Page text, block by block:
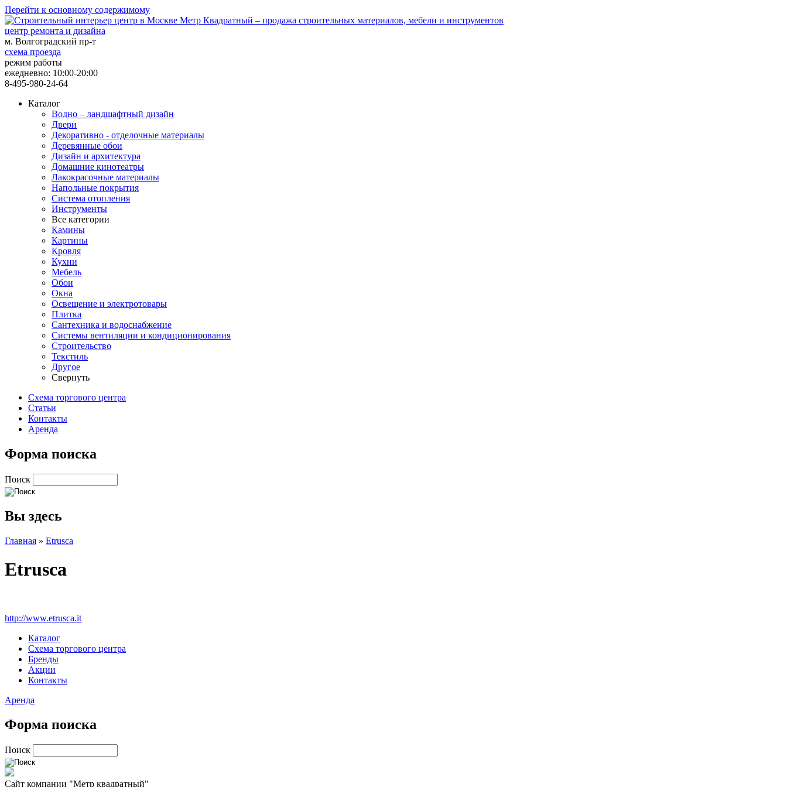
Перейти к основному содержимому
центр ремонта и дизайна
м. Волгоградский пр-т
схема проезда
режим работы
ежедневно: 10:00-20:00
8-495-980-24-64
Каталог
Водно – ландшафтный дизайн
Двери
Декоративно - отделочные материалы
Деревянные обои
Дизайн и архитектура
Домашние кинотеатры
Лакокрасочные материалы
Напольные покрытия
Система отопления
Инструменты
Все категории
Камины
Картины
Кровля
Кухни
Мебель
Обои
Окна
Освещение и электротовары
Плитка
Сантехника и водоснабжение
Системы вентиляции и кондиционирования
Строительство
Текстиль
Другое
Свернуть
Схема торгового центра
Статьи
Контакты
Аренда
Форма поиска
Поиск
Вы здесь
Главная » Etrusca
Etrusca
http://www.etrusca.it
Каталог
Схема торгового центра
Бренды
Акции
Контакты
Аренда
Форма поиска
Поиск
Сайт компании "Метр квадратный"